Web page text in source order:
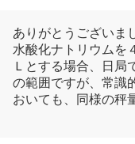
ありがとうございま
水酸化ナトリウムを
Ｌとする場合、日局
の範囲ですが、常識
おいても、同様の秤